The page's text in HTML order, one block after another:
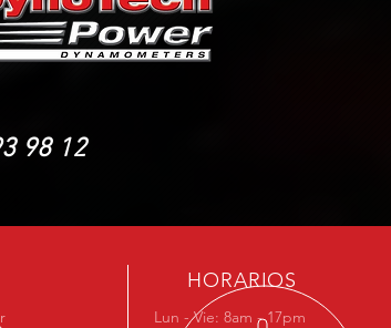
98 12
HORARIOS
Lun - Vie: 8am - 17pm